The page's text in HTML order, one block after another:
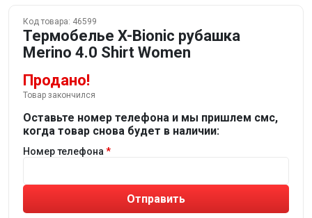
Код товара: 46599
Термобелье X-Bionic рубашка
Merino 4.0 Shirt Women
Продано!
Товар закончился
Оставьте номер телефона и мы пришлем смс,
когда товар снова будет в наличии:
Номер телефона
Отправить